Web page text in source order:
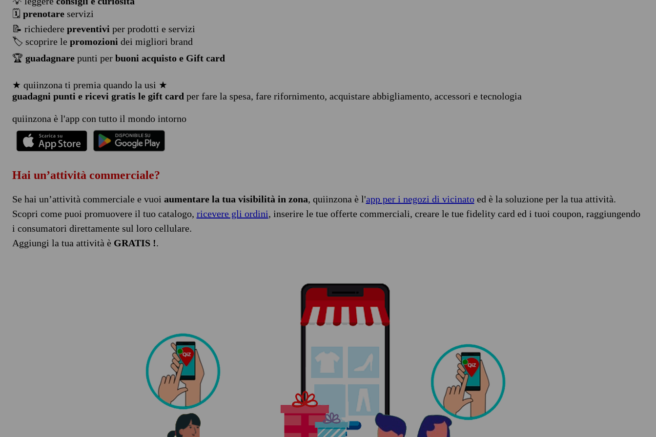
🗓️ prenotareservizi
📝 richiedere preventivi per prodotti e servizi
🏷️ scoprire le promozioni dei migliori brand
🏆 guadagnarepunti per buoni acquisto e Gift card
★ quiinzona ti premia quando la usi ★
guadagni punti e ricevi gratis le gift card per fare la spesa, fare rifornimento, acquistare abbigliamento, accessori e tecnologia
quiinzona è l'app con tutto il mondo intorno
Hai un’attività commerciale?
Se hai un’attività commerciale e vuoi aumentare la tua visibilità in zona, quiinzona è l'app per i negozi di vicinatoed è la soluzione per la tua attività.
Scopri come puoi promuovere il tuo catalogo, ricevere gli ordini, inserire le tue offerte commerciali, creare le tue fidelity card ed i tuoi coupon, raggiungendo
i consumatori direttamente sul loro cellulare.
Aggiungi la tua attività è GRATIS !.